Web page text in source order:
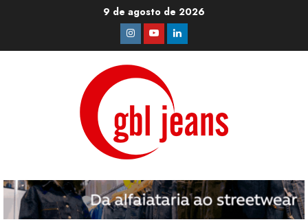
9 de agosto de 2026
Instagram
YoutubeLinkedin